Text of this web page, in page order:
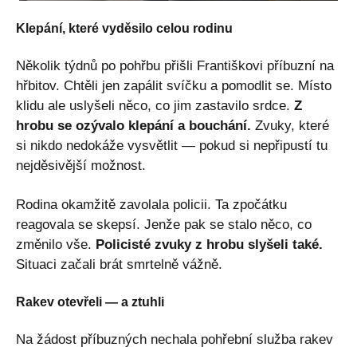
Klepání, které vyděsilo celou rodinu
Několik týdnů po pohřbu přišli Františkovi příbuzní na
hřbitov. Chtěli jen zapálit svíčku a pomodlit se. Místo
klidu ale uslyšeli něco, co jim zastavilo srdce. Z
hrobu se ozývalo klepání a bouchání. Zvuky, které
si nikdo nedokáže vysvětlit — pokud si nepřipustí tu
nejděsivější možnost.
Rodina okamžitě zavolala policii. Ta zpočátku
reagovala se skepsí. Jenže pak se stalo něco, co
změnilo vše. Policisté zvuky z hrobu slyšeli také.
Situaci začali brát smrtelně vážně.
Rakev otevřeli — a ztuhli
Na žádost příbuzných nechala pohřební služba rakev